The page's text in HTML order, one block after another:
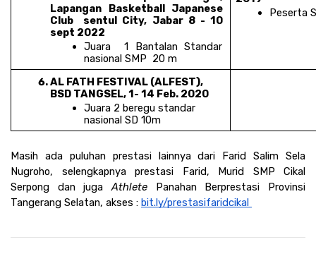
Lapangan Basketball Japanese
Club  sentul City, Jabar 8 - 10
sept 2022
Juara  1 Bantalan Standar
nasional SMP  20 m
Peserta
AL FATH FESTIVAL (ALFEST),
BSD TANGSEL, 1- 14 Feb. 2020
Juara 2 beregu standar
nasional SD 10m
Masih ada puluhan prestasi lainnya dari Farid Salim Sela
Nugroho, selengkapnya prestasi Farid, Murid SMP Cikal
Serpong dan juga Athlete Panahan Berprestasi Provinsi
Tangerang Selatan, akses : bit.ly/prestasifaridcikal